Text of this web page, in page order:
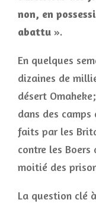
non, en
abattu ».
En quelques
dizaines de
désert
dans des
faits par les
contre les
moitié des
La question clé